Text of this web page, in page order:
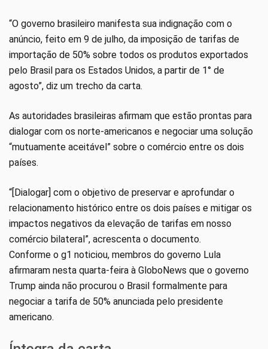
“O governo brasileiro manifesta sua indignação com o
anúncio, feito em 9 de julho, da imposição de tarifas de
importação de 50% sobre todos os produtos exportados
pelo Brasil para os Estados Unidos, a partir de 1° de
agosto”, diz um trecho da carta.
As autoridades brasileiras afirmam que estão prontas para
dialogar com os norte-americanos e negociar uma solução
“mutuamente aceitável” sobre o comércio entre os dois
países.
“[Dialogar] com o objetivo de preservar e aprofundar o
relacionamento histórico entre os dois países e mitigar os
impactos negativos da elevação de tarifas em nosso
comércio bilateral”, acrescenta o documento.
Conforme o g1 noticiou, membros do governo Lula
afirmaram nesta quarta-feira à GloboNews que o governo
Trump ainda não procurou o Brasil formalmente para
negociar a tarifa de 50% anunciada pelo presidente
americano.